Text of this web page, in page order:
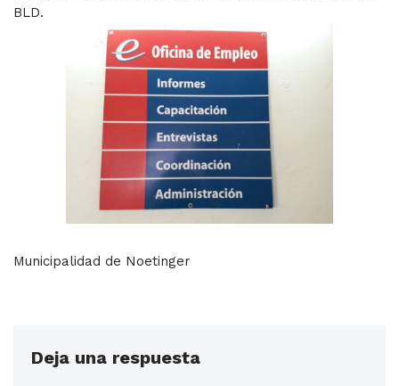
BLD.
Municipalidad de Noetinger
Deja una respuesta